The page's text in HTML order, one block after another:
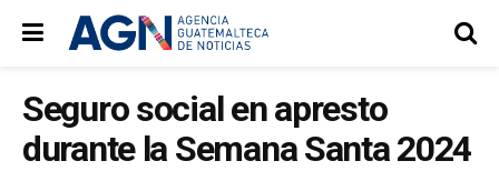
Seguro social en apresto
durante la Semana Santa 2024